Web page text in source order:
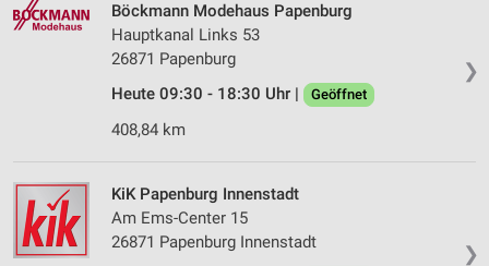
❯
Böckmann Modehaus Papenburg
Hauptkanal Links 53
26871 Papenburg
Heute 09:30 - 18:30 Uhr |
Geöffnet
408,84 km
❯
KiK Papenburg Innenstadt
Am Ems-Center 15
26871 Papenburg Innenstadt